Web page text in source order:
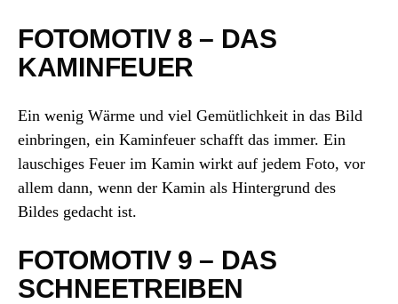
FOTOMOTIV 8 – DAS
KAMINFEUER
Ein wenig Wärme und viel Gemütlichkeit in das Bild
einbringen, ein Kaminfeuer schafft das immer. Ein
lauschiges Feuer im Kamin wirkt auf jedem Foto, vor
allem dann, wenn der Kamin als Hintergrund des
Bildes gedacht ist.
FOTOMOTIV 9 – DAS
SCHNEETREIBEN